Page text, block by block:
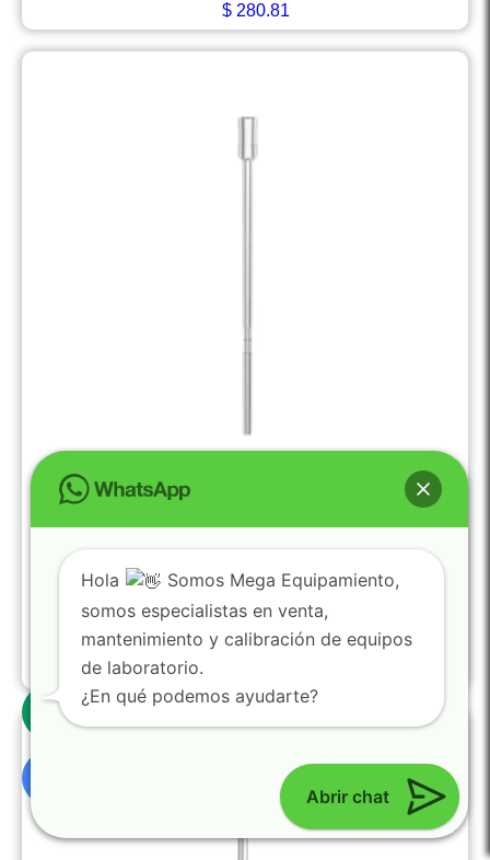
$ 280.81
0025006831
Geometría:
Diámetro:
Longitud:
115 mm
Abrir chat
Hola
Somos Mega Equipamiento,
somos especialistas en venta,
mantenimiento y calibración de equipos
de laboratorio.
¿En qué podemos ayudarte?